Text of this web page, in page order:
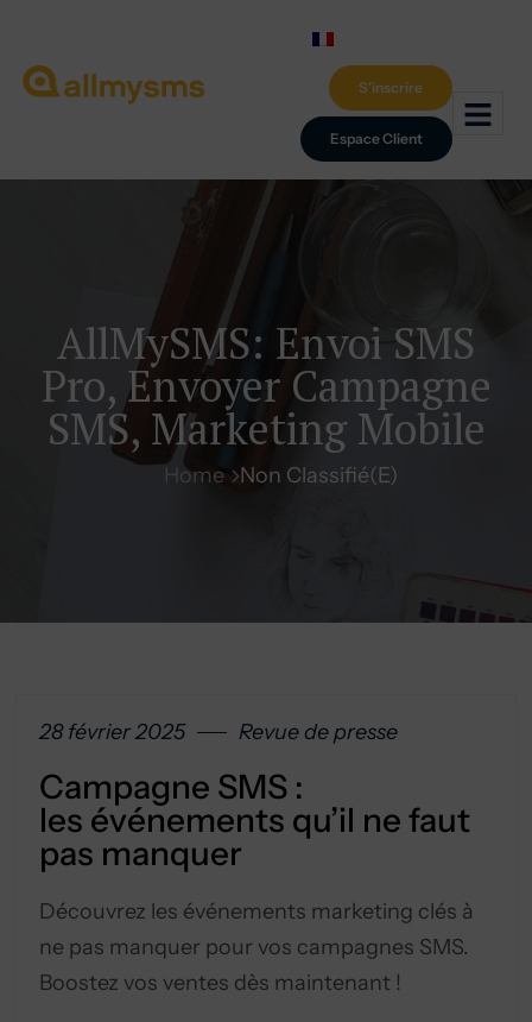
Espace Client
S'inscrire
AllMySMS: Envoi SMS
Pro, Envoyer Campagne
SMS, Marketing Mobile
Home Non Classifié(e)
28 février 2025 Revue de presse
Campagne SMS :
les événements qu’il ne faut
pas manquer
Découvrez les événements marketing clés à
ne pas manquer pour vos campagnes SMS.
Boostez vos ventes dès maintenant !